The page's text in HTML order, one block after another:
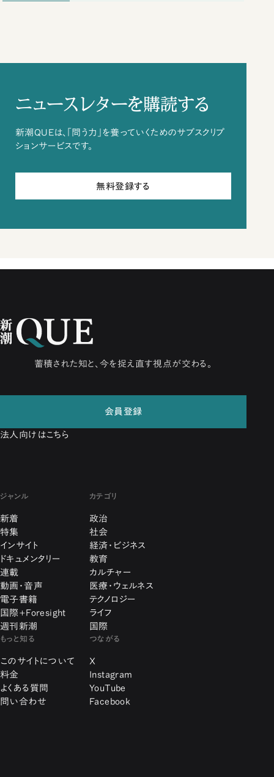
ニュースレターを購読する
新潮QUEは、「問う力」を養っていくためのサブスクリプ
ションサービスです。
無料登録する
蓄積された知と、今を捉え直す視点が交わる。
会員登録
法人向けはこちら
ジャンル
新着
特集
インサイト
ドキュメンタリー
連載
動画・音声
電子書籍
国際+Foresight
週刊新潮
カテゴリ
政治
社会
経済・ビジネス
教育
カルチャー
医療・ウェルネス
テクノロジー
ライフ
国際
もっと知る
このサイトについて
料金
よくある質問
問い合わせ
つながる
X
Instagram
YouTube
Facebook